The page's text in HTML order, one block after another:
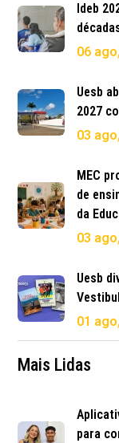
Ideb
06
Uesb
2027
03
MEC
de
da
03
Uesb
01
Mais Lidas
para